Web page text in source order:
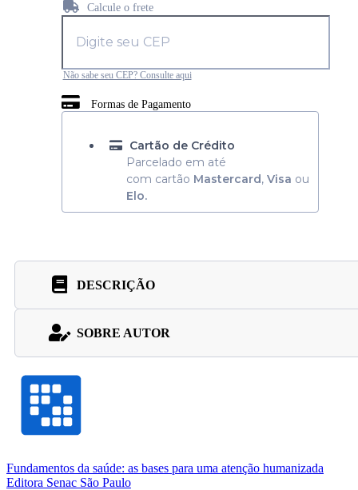
Calcule o frete
Não sabe seu CEP? Consulte aqui
Formas de Pagamento
Cartão de Crédito
Parcelado em até
com cartão Mastercard, Visa ou
Elo.
DESCRIÇÃO
SOBRE AUTOR
Fundamentos da saúde: as bases para uma atenção humanizada
Editora Senac São Paulo